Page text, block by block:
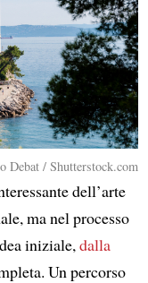
Debat / Shutterstock.com
dell’arte
ma nel processo
iniziale,dalla
Un percorso